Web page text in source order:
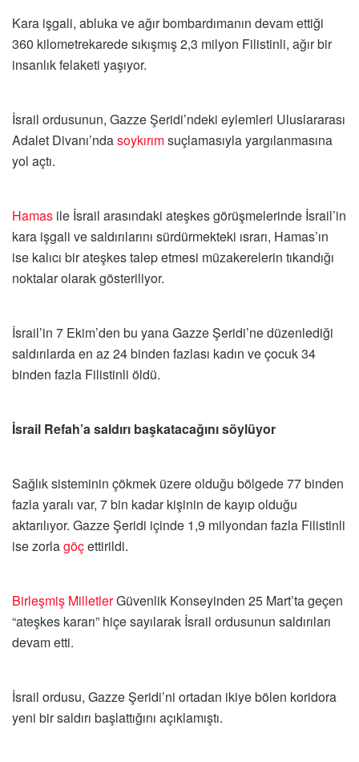
Kara işgali, abluka ve ağır bombardımanın devam ettiği
360 kilometrekarede sıkışmış 2,3 milyon Filistinli, ağır bir
insanlık felaketi yaşıyor.
İsrail ordusunun, Gazze Şeridi’ndeki eylemleri Uluslararası
Adalet Divanı’ndasoykırımsuçlamasıyla yargılanmasına
yol açtı.
Hamas ile İsrail arasındaki ateşkes görüşmelerinde İsrail’in
kara işgali ve saldırılarını sürdürmekteki ısrarı, Hamas’ın
ise kalıcı bir ateşkes talep etmesi müzakerelerin tıkandığı
noktalar olarak gösteriliyor.
İsrail’in 7 Ekim’den bu yana Gazze Şeridi’ne düzenlediği
saldırılarda en az 24 binden fazlası kadın ve çocuk 34
binden fazla Filistinli öldü.
İsrail Refah’a saldırı başkatacağını söylüyor
Sağlık sisteminin çökmek üzere olduğu bölgede 77 binden
fazla yaralı var, 7 bin kadar kişinin de kayıp olduğu
aktarılıyor. Gazze Şeridi içinde 1,9 milyondan fazla Filistinli
ise zorlagöçettirildi.
Birleşmiş MilletlerGüvenlik Konseyinden 25 Mart’ta geçen
“ateşkes kararı” hiçe sayılarak İsrail ordusunun saldırıları
devam etti.
İsrail ordusu, Gazze Şeridi’ni ortadan ikiye bölen koridora
yeni bir saldırı başlattığını açıklamıştı.